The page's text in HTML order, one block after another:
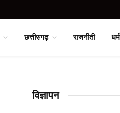
छत्तीसगढ़ राजनीती धर्म
विज्ञापन